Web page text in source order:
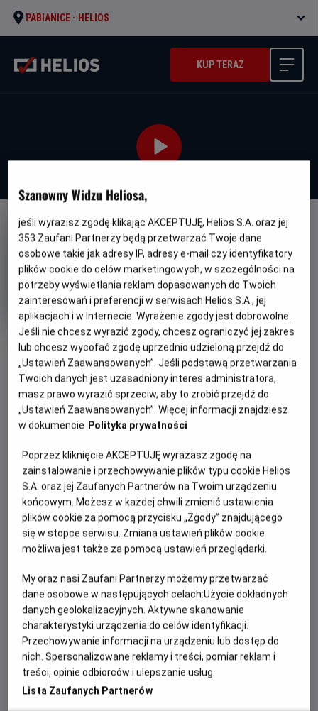
PABIANICE - HELIOS
KUP TERAZ
DUBBING WERSJA JĘZYKOWA UA
OBSERWUJ
Enkanto: Svit Mahiyi - UA
Oryginalny
tytuł
Encanto Gatunek
Animowany / Przygodowy
Od 7 lat
Czas
trwania
110 min
Kraj
i
rok
produkcji
USA (2021)
OCENA HELIOS
7.2
PREMIERA
26 listopada 2021
Байрон Говард, Чаріс
Кастро Сміт, Джаред Буш
Чаріс Кастро Сміт, Джаред
Буш
WIĘCEJ SZCZEGÓŁÓW
Нова анімація «Енканто: Світ магії» від Walt Disney
Animation Studios розповідає історію про незвичайну
родину Мадриґаль. Вони живуть у чарівному будиночку,
захованому в горах Колумбії, у жвавому містечку під
назвою Енканто. Магія Енканто благословила кожну
дитину в родині унікальним подарунком: від суперсили до
дару зцілення. Кожну дитину…окрім Мірабель. Однак, коли
дівчина з’ясовує, що магії Енканто загрожує небезпека,
Мірабель вирішує, що саме вона, єдина звичайна дитина
родини Мадриґаль, має стати останньою надією на
порятунок містечка.
Szanowny Widzu Heliosa,
jeśli wyrazisz zgodę klikając AKCEPTUJĘ, Helios S.A. oraz jej
353 Zaufani Partnerzy będą przetwarzać Twoje dane
osobowe takie jak adresy IP, adresy e-mail czy identyfikatory
plików cookie do celów marketingowych, w szczególności na
potrzeby wyświetlania reklam dopasowanych do Twoich
zainteresowań i preferencji w serwisach Helios S.A., jej
aplikacjach i w Internecie. Wyrażenie zgody jest dobrowolne.
Jeśli nie chcesz wyrazić zgody, chcesz ograniczyć jej zakres
lub chcesz wycofać zgodę uprzednio udzieloną przejdź do
„Ustawień Zaawansowanych”. Jeśli podstawą przetwarzania
Twoich danych jest uzasadniony interes administratora,
masz prawo wyrazić sprzeciw, aby to zrobić przejdź do
„Ustawień Zaawansowanych”. Więcej informacji znajdziesz
w dokumencie Polityka prywatności
Poprzez kliknięcie AKCEPTUJĘ wyrażasz zgodę na
zainstalowanie i przechowywanie plików typu cookie Helios
S.A. oraz jej Zaufanych Partnerów na Twoim urządzeniu
końcowym. Możesz w każdej chwili zmienić ustawienia
plików cookie za pomocą przycisku „Zgody” znajdującego
się w stopce serwisu. Zmiana ustawień plików cookie
możliwa jest także za pomocą ustawień przeglądarki.
My oraz nasi Zaufani Partnerzy możemy przetwarzać
dane osobowe w następujących celach:Użycie dokładnych
danych geolokalizacyjnych. Aktywne skanowanie
charakterystyki urządzenia do celów identyfikacji.
Przechowywanie informacji na urządzeniu lub dostęp do
nich. Spersonalizowane reklamy i treści, pomiar reklam i
treści, opinie odbiorców i ulepszanie usług.
Lista Zaufanych Partnerów